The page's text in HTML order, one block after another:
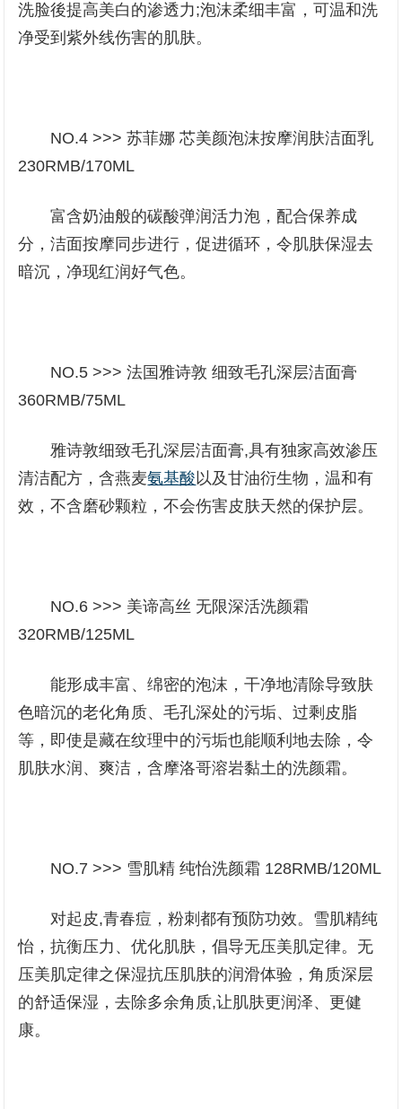
洗脸後提高美白的渗透力;泡沫柔细丰富，可温和洗
净受到紫外线伤害的肌肤。
NO.4 >>> 苏菲娜 芯美颜泡沫按摩润肤洁面乳
230RMB/170ML
富含奶油般的碳酸弹润活力泡，配合保养成
分，洁面按摩同步进行，促进循环，令肌肤保湿去
暗沉，净现红润好气色。
NO.5 >>> 法国雅诗敦 细致毛孔深层洁面膏
360RMB/75ML
雅诗敦细致毛孔深层洁面膏,具有独家高效渗压
清洁配方，含燕麦氨基酸 以及甘油衍生物，温和有
效，不含磨砂颗粒，不会伤害皮肤天然的保护层。
NO.6 >>> 美谛高丝 无限深活洗颜霜
320RMB/125ML
能形成丰富、绵密的泡沫，干净地清除导致肤
色暗沉的老化角质、毛孔深处的污垢、过剩皮脂
等，即使是藏在纹理中的污垢也能顺利地去除，令
肌肤水润、爽洁，含摩洛哥溶岩黏土的洗颜霜。
NO.7 >>> 雪肌精 纯怡洗颜霜 128RMB/120ML
对起皮,青春痘，粉刺都有预防功效。雪肌精纯
怡，抗衡压力、优化肌肤，倡导无压美肌定律。无
压美肌定律之保湿抗压肌肤的润滑体验，角质深层
的舒适保湿，去除多余角质,让肌肤更润泽、更健
康。